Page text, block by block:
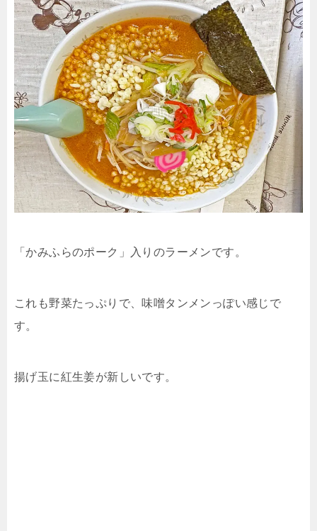
「かみふらのポーク」入りのラーメンです。
これも野菜たっぷりで、味噌タンメンっぽい感じで
す。
揚げ玉に紅生姜が新しいです。